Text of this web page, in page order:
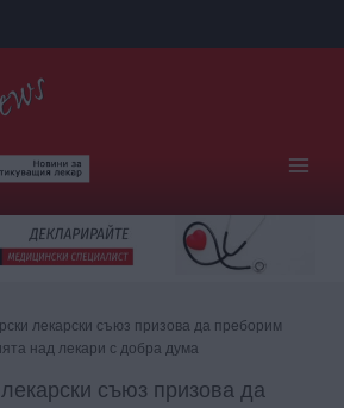
лекарски съюз призова да преборим
над лекари с добра дума
съюз призова да